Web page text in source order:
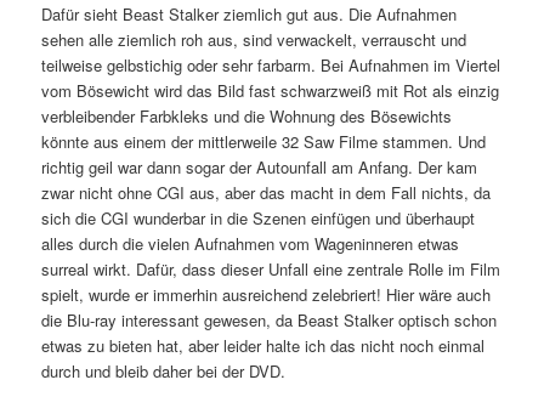
Dafür sieht Beast Stalker ziemlich gut aus. Die Aufnahmen
sehen alle ziemlich roh aus, sind verwackelt, verrauscht und
teilweise gelbstichig oder sehr farbarm. Bei Aufnahmen im Viertel
vom Bösewicht wird das Bild fast schwarzweiß mit Rot als einzig
verbleibender Farbkleks und die Wohnung des Bösewichts
könnte aus einem der mittlerweile 32 Saw Filme stammen. Und
richtig geil war dann sogar der Autounfall am Anfang. Der kam
zwar nicht ohne CGI aus, aber das macht in dem Fall nichts, da
sich die CGI wunderbar in die Szenen einfügen und überhaupt
alles durch die vielen Aufnahmen vom Wageninneren etwas
surreal wirkt. Dafür, dass dieser Unfall eine zentrale Rolle im Film
spielt, wurde er immerhin ausreichend zelebriert! Hier wäre auch
die Blu-ray interessant gewesen, da Beast Stalker optisch schon
etwas zu bieten hat, aber leider halte ich das nicht noch einmal
durch und bleib daher bei der DVD.